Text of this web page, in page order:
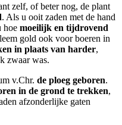
zelf, of beter nog, de plant
. Als u ooit zaden met de hand
hoe moeilijk en tijdrovend
gold ook voor boeren in
in plaats van harder,
zwaar was.
v.Chr. de ploeg geboren.
in de grond te trekken,
afzonderlijke gaten